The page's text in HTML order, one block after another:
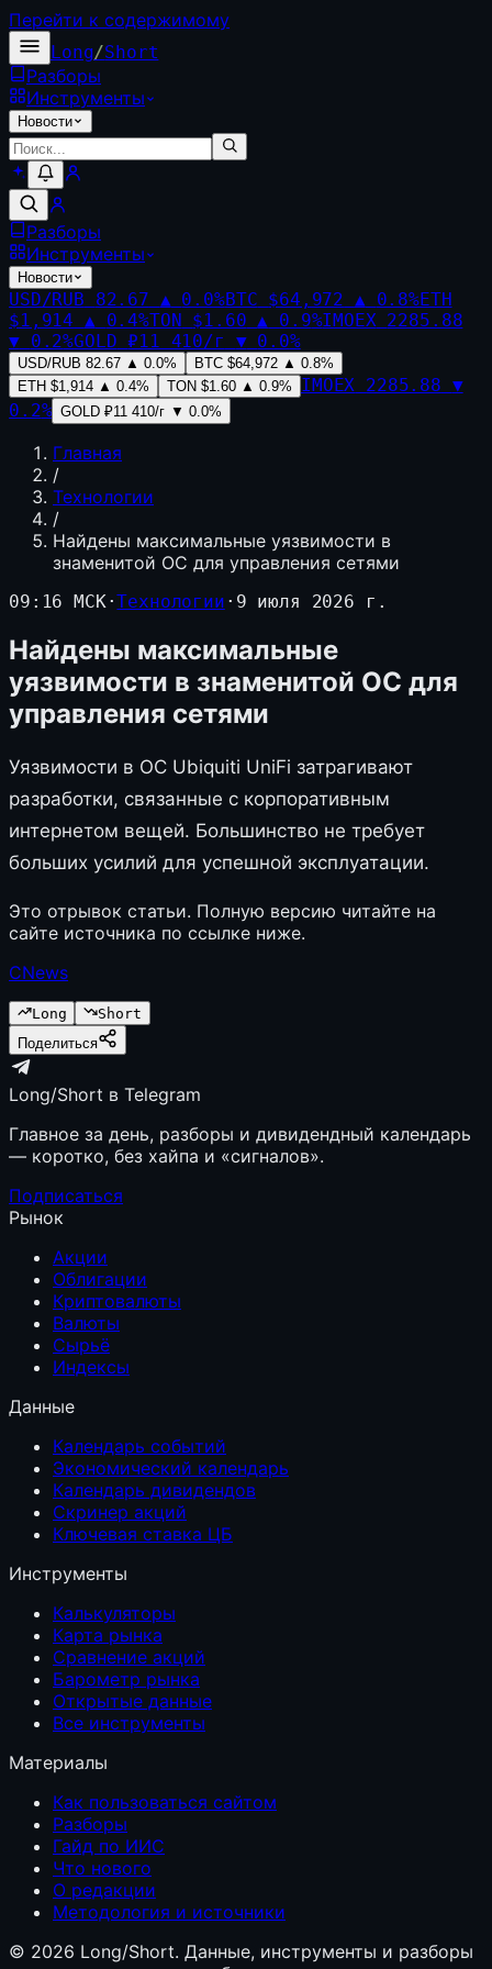
Перейти к содержимому
Long/Short
Разборы
Инструменты
Новости
Разборы
Инструменты
Новости
USD/RUB 82.67 ▲ 0.0%BTC $64,972 ▲ 0.8%ETH
$1,914 ▲ 0.4%TON $1.60 ▲ 0.9%IMOEX 2285.88
▼ 0.2%GOLD ₽11 410/г ▼ 0.0%
USD/RUB 82.67 ▲ 0.0% BTC $64,972 ▲ 0.8%
ETH $1,914 ▲ 0.4% TON $1.60 ▲ 0.9% IMOEX 2285.88 ▼
0.2% GOLD ₽11 410/г ▼ 0.0%
Главная
/
Технологии
/
Найдены максимальные уязвимости в
знаменитой ОС для управления сетями
09:16 МСК·Технологии · 9 июля 2026 г.
Найдены максимальные
уязвимости в знаменитой ОС для
управления сетями
Уязвимости в ОС Ubiquiti UniFi затрагивают
разработки, связанные с корпоративным
интернетом вещей. Большинство не требует
больших усилий для успешной эксплуатации.
Это отрывок статьи. Полную версию читайте на
сайте источника по ссылке ниже.
CNews
Long
Short
Поделиться
Long/Short в Telegram
Главное за день, разборы и дивидендный календарь
— коротко, без хайпа и «сигналов».
Подписаться
Рынок
Акции
Облигации
Криптовалюты
Валюты
Сырьё
Индексы
Данные
Календарь событий
Экономический календарь
Календарь дивидендов
Скринер акций
Ключевая ставка ЦБ
Инструменты
Калькуляторы
Карта рынка
Сравнение акций
Барометр рынка
Открытые данные
Все инструменты
Материалы
Как пользоваться сайтом
Разборы
Гайд по ИИС
Что нового
О редакции
Методология и источники
© 2026 Long/Short. Данные, инструменты и разборы